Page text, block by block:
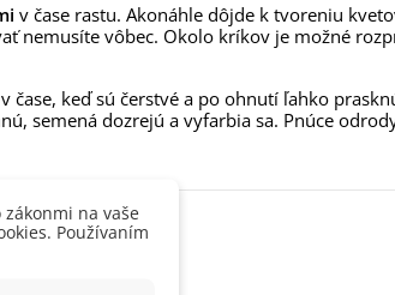
v čase rastu. Akonáhle dôjde k tvoreniu
nemusíte vôbec. Okolo kríkov je možné
čase, keď sú čerstvé a po ohnutí ľahko
semená dozrejú a vyfarbia sa. Pnúce
na vaše
Používaním